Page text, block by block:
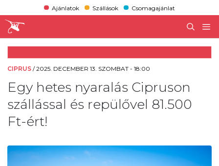
Ajánlatok Szállások Csomagajánlat
CIPRUS /2025. DECEMBER 13. SZOMBAT - 18:00
Egy hetes nyaralás Cipruson
szállással és repülővel 81.500
Ft-ért!